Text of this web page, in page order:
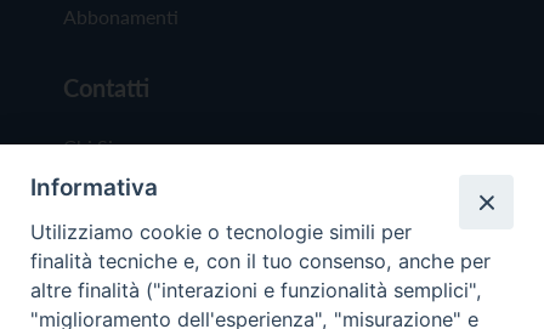
Abbonamenti
Contatti
Chi Siamo
Redazione
Scrivici
Informativa
Utilizziamo cookie o tecnologie simili per
finalità tecniche e, con il tuo consenso, anche per
altre finalità ("interazioni e funzionalità semplici",
"miglioramento dell'esperienza", "misurazione" e